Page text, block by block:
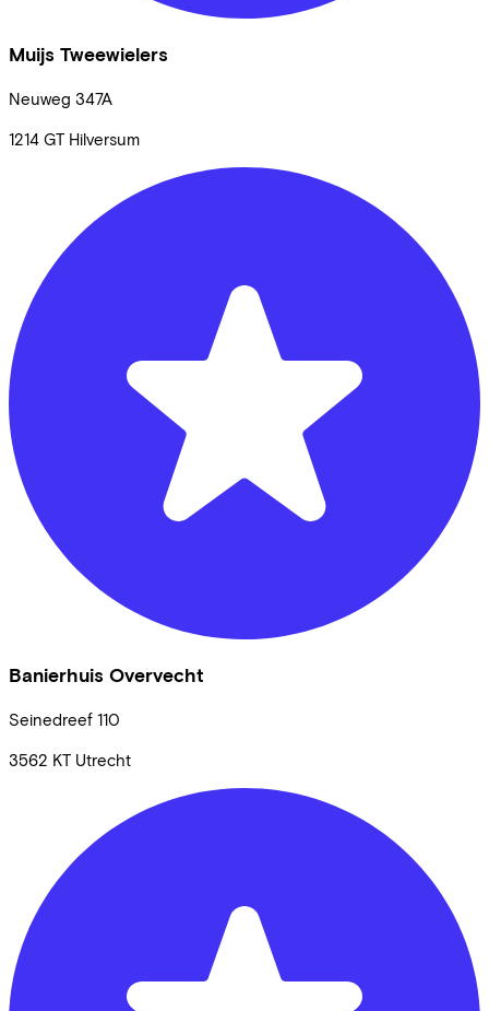
Muijs Tweewielers
Neuweg 347A
1214 GT Hilversum
Banierhuis Overvecht
Seinedreef 110
3562 KT Utrecht